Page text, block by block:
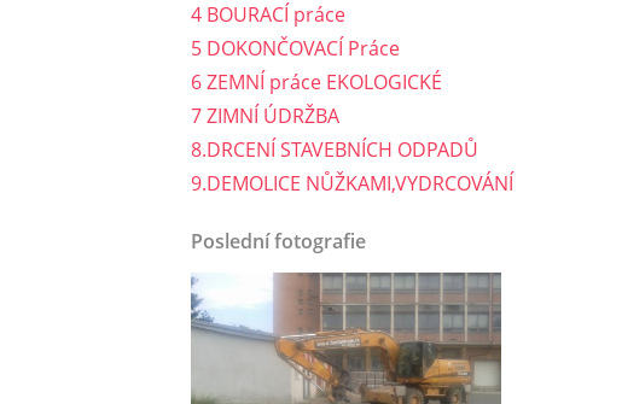
4 BOURACÍ práce
5 DOKONČOVACÍ Práce
6 ZEMNÍ práce EKOLOGICKÉ
7 ZIMNÍ ÚDRŽBA
8.DRCENÍ STAVEBNÍCH ODPADŮ
9.DEMOLICE NŮŽKAMI,VYDRCOVÁNÍ
Poslední fotografie